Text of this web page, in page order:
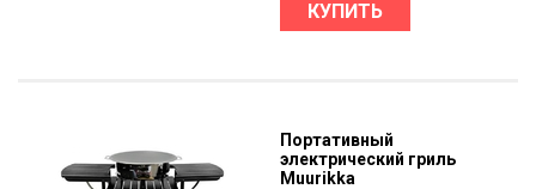
КУПИТЬ
Портативный
электрический гриль
Muurikka